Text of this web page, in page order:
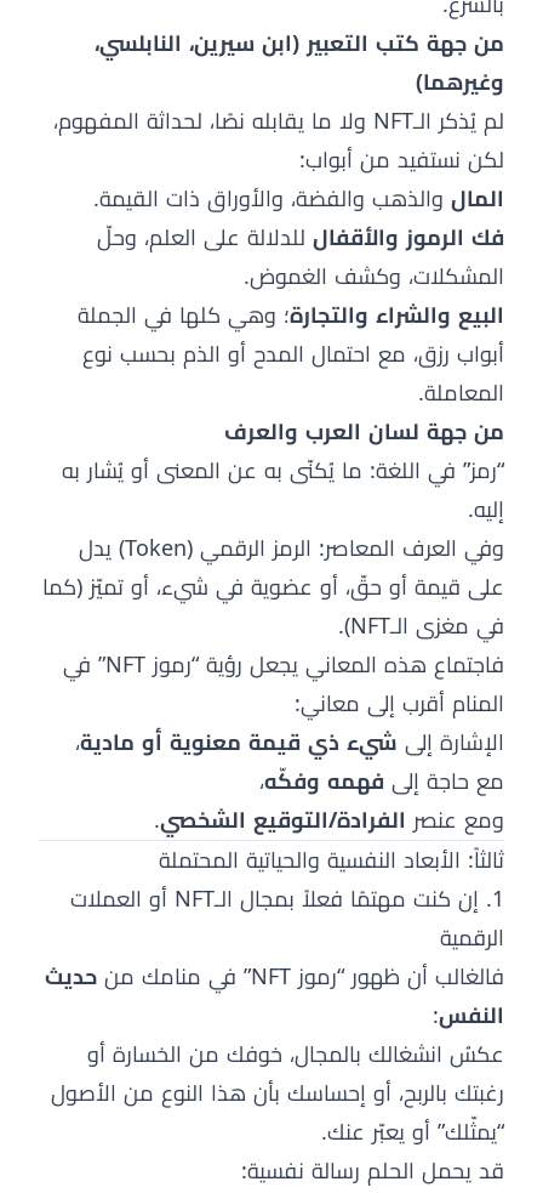
من جهة كتب التعبير (ابن سيرين، النابلسي،
وغيرهما)
لم يُذكر الـNFT ولا ما يقابله نصًا، لحداثة المفهوم،
لكن نستفيد من أبواب:
المال والذهب والفضة، والأوراق ذات القيمة.
فك الرموز والأقفال للدلالة على العلم، وحلّ
المشكلات، وكشف الغموض.
البيع والشراء والتجارة؛ وهي كلها في الجملة
أبواب رزق، مع احتمال المدح أو الذم بحسب نوع
المعاملة.
من جهة لسان العرب والعرف
“رمز” في اللغة: ما يُكنّى به عن المعنى أو يُشار به
إليه.
وفي العرف المعاصر: الرمز الرقمي (Token) يدل
على قيمة أو حقّ، أو عضوية في شيء، أو تميّز (كما
في مغزى الـNFT).
فاجتماع هذه المعاني يجعل رؤية “رموز NFT” في
المنام أقرب إلى معاني:
الإشارة إلى شيء ذي قيمة معنوية أو مادية،
مع حاجة إلى فهمه وفكّه،
ومع عنصر الفرادة/التوقيع الشخصي.
ثالثاً: الأبعاد النفسية والحياتية المحتملة
1. إن كنت مهتمًا فعلاً بمجال الـNFT أو العملات
الرقمية
فالغالب أن ظهور “رموز NFT” في منامك من
حديث
النفس:
عكسُ انشغالك بالمجال، خوفك من الخسارة أو
رغبتك بالربح، أو إحساسك بأن هذا النوع من الأصول
“يمثّلك” أو يعبّر عنك.
قد يحمل الحلم رسالة نفسية: